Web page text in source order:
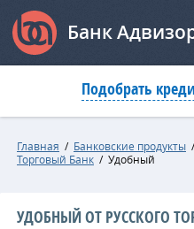
Банк
Подобрать
Главная / Банковские продукты
Торговый Банк / Удобный
УДОБНЫЙ ОТ РУССКОГО